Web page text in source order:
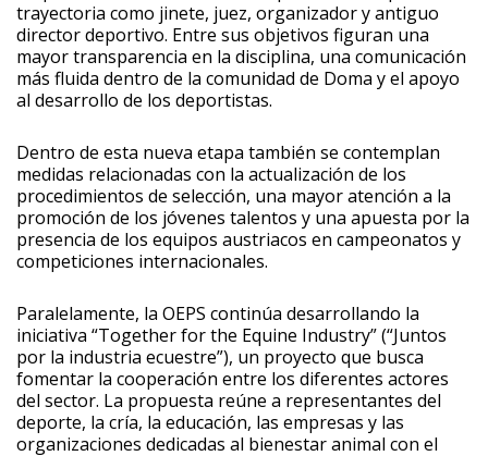
trayectoria como jinete, juez, organizador y antiguo
director deportivo. Entre sus objetivos figuran una
mayor transparencia en la disciplina, una comunicación
más fluida dentro de la comunidad de Doma y el apoyo
al desarrollo de los deportistas.
Dentro de esta nueva etapa también se contemplan
medidas relacionadas con la actualización de los
procedimientos de selección, una mayor atención a la
promoción de los jóvenes talentos y una apuesta por la
presencia de los equipos austriacos en campeonatos y
competiciones internacionales.
Paralelamente, la OEPS continúa desarrollando la
iniciativa “Together for the Equine Industry” (“Juntos
por la industria ecuestre”), un proyecto que busca
fomentar la cooperación entre los diferentes actores
del sector. La propuesta reúne a representantes del
deporte, la cría, la educación, las empresas y las
organizaciones dedicadas al bienestar animal con el